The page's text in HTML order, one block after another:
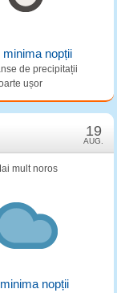
minima nopții
de precipitații
ușor
19
AUG.
mult noros
minima nopții